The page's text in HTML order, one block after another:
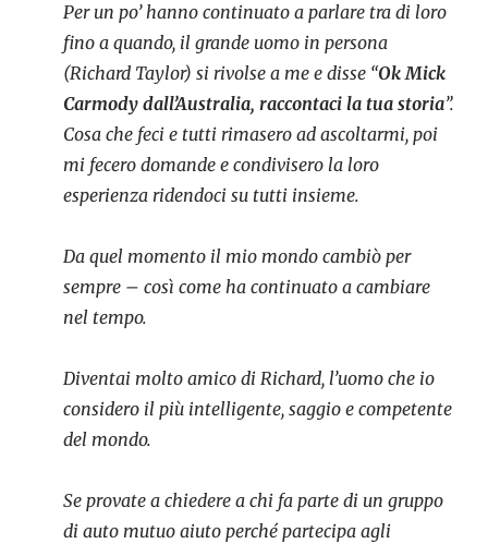
Per un po’ hanno continuato a parlare tra di loro
fino a quando, il grande uomo in persona
(Richard Taylor) si rivolse a me e disse “Ok Mick
Carmody dall’Australia, raccontaci la tua storia”.
Cosa che feci e tutti rimasero ad ascoltarmi, poi
mi fecero domande e condivisero la loro
esperienza ridendoci su tutti insieme.
Da quel momento il mio mondo cambiò per
sempre – così come ha continuato a cambiare
nel tempo.
Diventai molto amico di Richard, l’uomo che io
considero il più intelligente, saggio e competente
del mondo.
Se provate a chiedere a chi fa parte di un gruppo
di auto mutuo aiuto perché partecipa agli